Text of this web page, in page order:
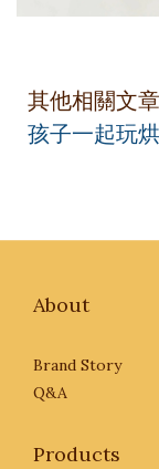
其他相關文
孩子一起玩
About
Brand Story
Q&A
Products